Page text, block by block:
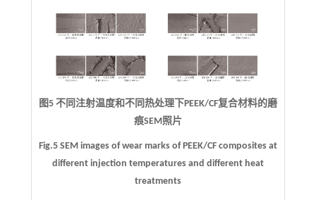
图5 不同注射温度和不同热处理下PEEK/CF复合材料的磨
痕SEM照片
Fig.5 SEM images of wear marks of PEEK/CF composites at
different injection temperatures and different heat
treatments